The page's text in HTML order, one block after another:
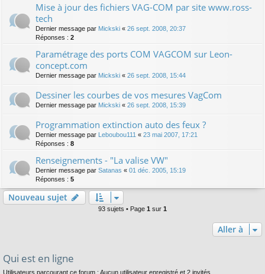
Mise à jour des fichiers VAG-COM par site www.ross-
tech
Dernier message par Mickski « 26 sept. 2008, 20:37
Réponses : 2
Paramétrage des ports COM VAGCOM sur Leon-
concept.com
Dernier message par Mickski « 26 sept. 2008, 15:44
Dessiner les courbes de vos mesures VagCom
Dernier message par Mickski « 26 sept. 2008, 15:39
Programmation extinction auto des feux ?
Dernier message par Leboubou111 « 23 mai 2007, 17:21
Réponses : 8
Renseignements - "La valise VW"
Dernier message par Satanas « 01 déc. 2005, 15:19
Réponses : 5
Nouveau sujet
93 sujets • Page 1 sur 1
Aller à
Qui est en ligne
Utilisateurs parcourant ce forum : Aucun utilisateur enregistré et 2 invités